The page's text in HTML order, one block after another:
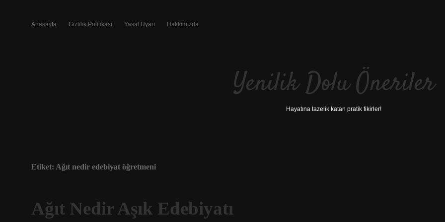
Anasayfa Gizlilik Politikası Yasal Uyarı Hakkımızda
Yenilik Dolu Öneriler
Hayatına tazelik katan pratik fikirler!
Etiket: Ağıt nedir edebiyat öğretmeni
Ağıt Nedir Aşık Edebiyatı